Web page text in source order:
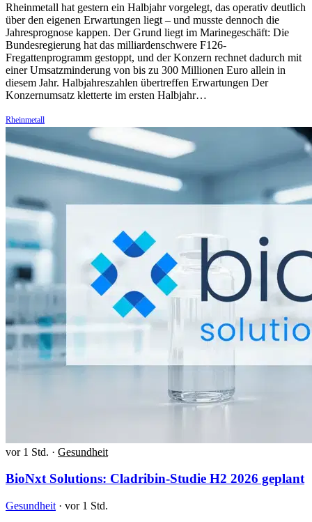
Rheinmetall hat gestern ein Halbjahr vorgelegt, das operativ deutlich
über den eigenen Erwartungen liegt – und musste dennoch die
Jahresprognose kappen. Der Grund liegt im Marinegeschäft: Die
Bundesregierung hat das milliardenschwere F126-
Fregattenprogramm gestoppt, und der Konzern rechnet dadurch mit
einer Umsatzminderung von bis zu 300 Millionen Euro allein in
diesem Jahr. Halbjahreszahlen übertreffen Erwartungen Der
Konzernumsatz kletterte im ersten Halbjahr…
Rheinmetall
vor 1 Std. · Gesundheit
BioNxt Solutions: Cladribin-Studie H2 2026 geplant
Gesundheit · vor 1 Std.